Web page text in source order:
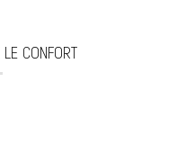
CONFORT